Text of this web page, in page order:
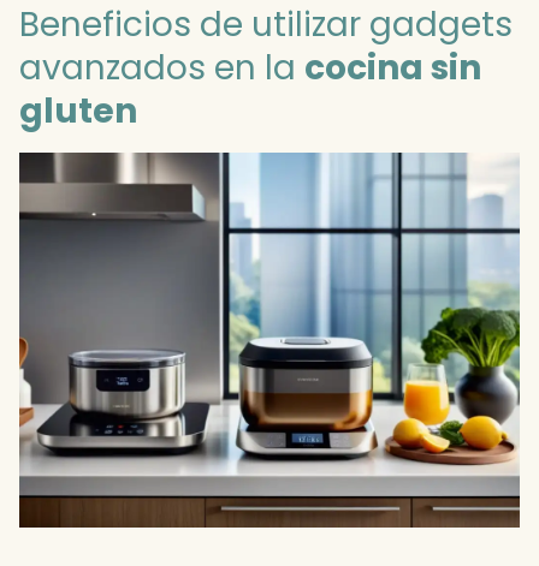
Beneficios de utilizar gadgets
avanzados en la cocina sin
gluten